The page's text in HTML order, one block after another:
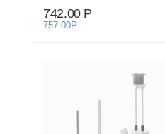
742.00 Р
757.00Р